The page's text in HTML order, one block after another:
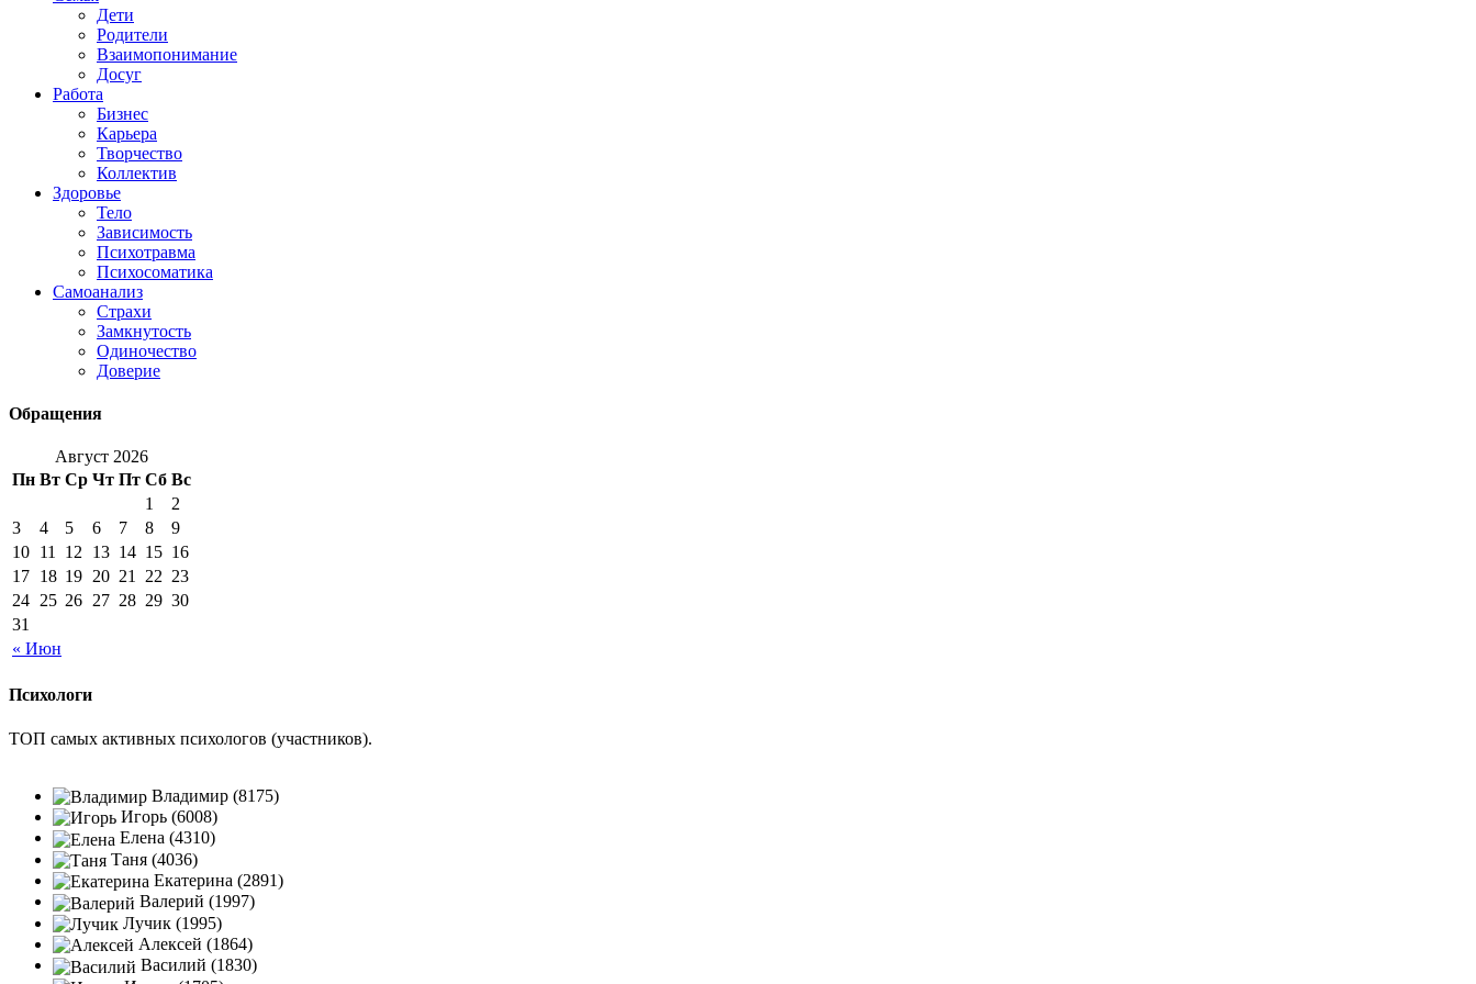
Дети
Родители
Взаимопонимание
Досуг
Работа
Бизнес
Карьера
Творчество
Коллектив
Здоровье
Тело
Зависимость
Психотравма
Психосоматика
Самоанализ
Страхи
Замкнутость
Одиночество
Доверие
Обращения
Август 2026
Пн Вт Ср Чт Пт Сб Вс
« Июн
1
2
3
4 5 6 7 8
9
10 11 12 13 14 15 16
17 18 19 20 21 22 23
24 25 26 27 28 29 30
31
Психологи
ТОП самых активных психологов (участников).
Владимир (8175)
Игорь (6008)
Елена (4310)
Таня (4036)
Екатерина (2891)
Валерий (1997)
Лучик (1995)
Алексей (1864)
Василий (1830)